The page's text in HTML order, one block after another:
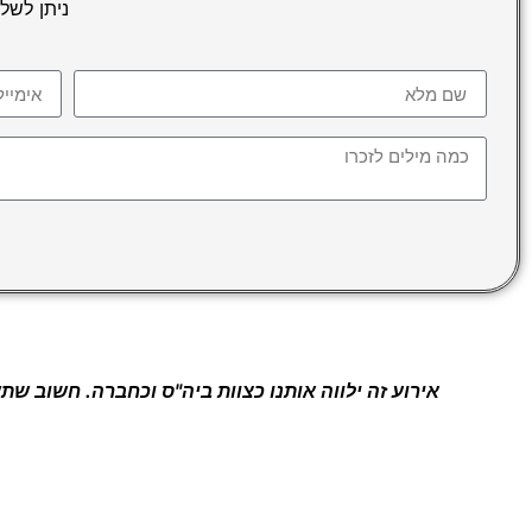
ניתן
אירוע זה ילווה אותנו כצוות ביה"ס וכחברה. חשוב